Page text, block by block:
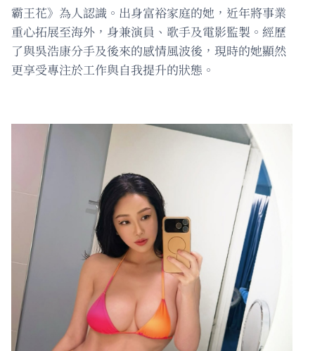
霸王花》為人認識。出身富裕家庭的她，近年將事業
重心拓展至海外，身兼演員、歌手及電影監製。經歷
了與吳浩康分手及後來的感情風波後，現時的她顯然
更享受專注於工作與自我提升的狀態。